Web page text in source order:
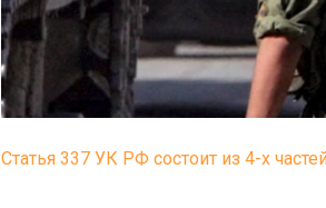
Статья 337 УК РФ состоит из 4-х